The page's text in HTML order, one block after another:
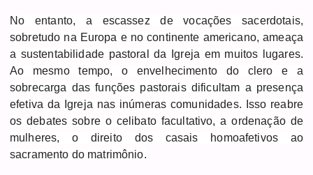
No entanto, a escassez de vocações sacerdotais,
sobretudo na Europa e no continente americano, ameaça
a sustentabilidade pastoral da Igreja em muitos lugares.
Ao mesmo tempo, o envelhecimento do clero e a
sobrecarga das funções pastorais dificultam a presença
efetiva da Igreja nas inúmeras comunidades. Isso reabre
os debates sobre o celibato facultativo, a ordenação de
mulheres, o direito dos casais homoafetivos ao
sacramento do matrimônio.